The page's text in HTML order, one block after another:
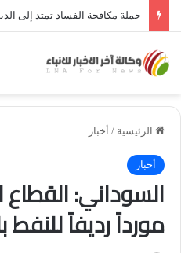
الرئيسية / أخبار
أخبار
السوداني:
مورداً رديفاً